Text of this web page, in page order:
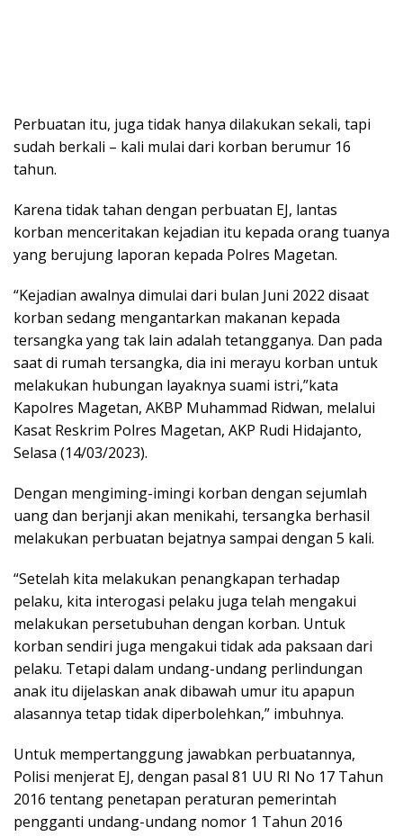
Perbuatan itu, juga tidak hanya dilakukan sekali, tapi
sudah berkali – kali mulai dari korban berumur 16
tahun.
Karena tidak tahan dengan perbuatan EJ, lantas
korban menceritakan kejadian itu kepada orang tuanya
yang berujung laporan kepada Polres Magetan.
“Kejadian awalnya dimulai dari bulan Juni 2022 disaat
korban sedang mengantarkan makanan kepada
tersangka yang tak lain adalah tetangganya. Dan pada
saat di rumah tersangka, dia ini merayu korban untuk
melakukan hubungan layaknya suami istri,”kata
Kapolres Magetan, AKBP Muhammad Ridwan, melalui
Kasat Reskrim Polres Magetan, AKP Rudi Hidajanto,
Selasa (14/03/2023).
Dengan mengiming-imingi korban dengan sejumlah
uang dan berjanji akan menikahi, tersangka berhasil
melakukan perbuatan bejatnya sampai dengan 5 kali.
“Setelah kita melakukan penangkapan terhadap
pelaku, kita interogasi pelaku juga telah mengakui
melakukan persetubuhan dengan korban. Untuk
korban sendiri juga mengakui tidak ada paksaan dari
pelaku. Tetapi dalam undang-undang perlindungan
anak itu dijelaskan anak dibawah umur itu apapun
alasannya tetap tidak diperbolehkan,” imbuhnya.
Untuk mempertanggung jawabkan perbuatannya,
Polisi menjerat EJ, dengan pasal 81 UU RI No 17 Tahun
2016 tentang penetapan peraturan pemerintah
pengganti undang-undang nomor 1 Tahun 2016